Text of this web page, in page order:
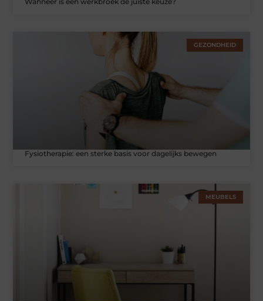
GEZONDHEID
Fysiotherapie: een sterke basis voor dagelijks bewegen
MEUBELS